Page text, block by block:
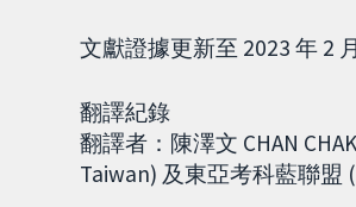
文獻證據更新至 2023 年 2 月
翻譯紀錄
翻譯者：陳澤文 CHAN
Taiwan) 及東亞考科藍聯盟